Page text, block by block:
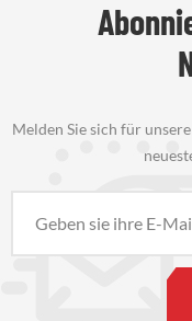
Melden Sie sich für